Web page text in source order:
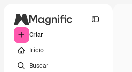
Criar
Início
Buscar